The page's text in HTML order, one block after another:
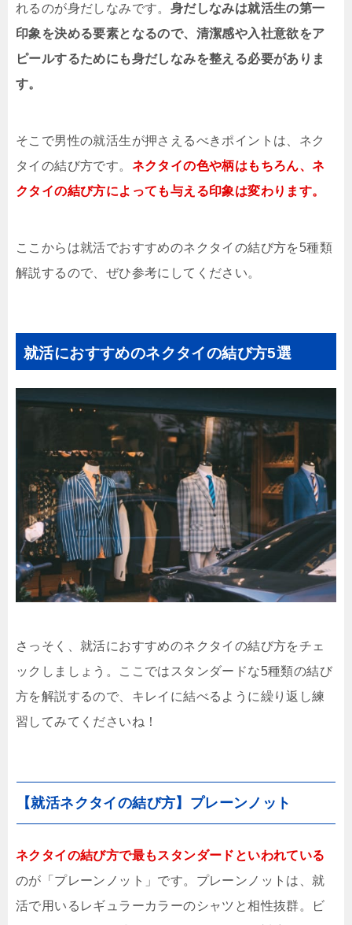
れるのが身だしなみです。 身だしなみは就活生の第一
印象を決める要素となるので、清潔感や入社意欲をア
ピールするためにも身だしなみを整える必要がありま
す。
そこで男性の就活生が押さえるべきポイントは、ネク
タイの結び方です。 ネクタイの色や柄はもちろん、ネ
クタイの結び方によっても与える印象は変わります。
ここからは就活でおすすめのネクタイの結び方を5種類
解説するので、ぜひ参考にしてください。
就活におすすめのネクタイの結び方5選
さっそく、就活におすすめのネクタイの結び方をチェ
ックしましょう。ここではスタンダードな5種類の結び
方を解説するので、キレイに結べるように繰り返し練
習してみてくださいね！
【就活ネクタイの結び方】プレーンノット
ネクタイの結び方で最もスタンダードといわれている
のが「プレーンノット」です。プレーンノットは、就
活で用いるレギュラーカラーのシャツと相性抜群。ビ